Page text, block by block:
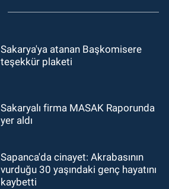
Sakarya'ya atanan Başkomisere
teşekkür plaketi
Sakaryalı firma MASAK Raporunda
yer aldı
Sapanca'da cinayet: Akrabasının
vurduğu 30 yaşındaki genç hayatını
kaybetti